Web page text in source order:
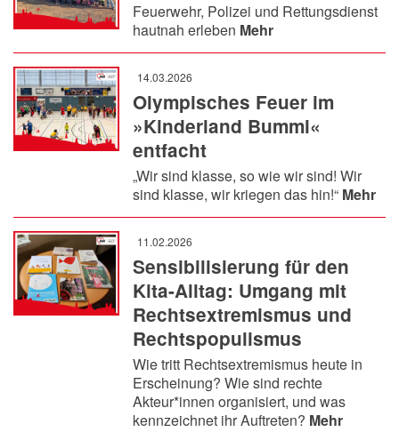
Feuerwehr, Polizei und Rettungsdienst
hautnah erleben Mehr
14.03.2026
Olympisches Feuer im
»Kinderland Bummi«
entfacht
„Wir sind klasse, so wie wir sind! Wir
sind klasse, wir kriegen das hin!“ Mehr
11.02.2026
Sensibilisierung für den
Kita-Alltag: Umgang mit
Rechtsextremismus und
Rechtspopulismus
Wie tritt Rechtsextremismus heute in
Erscheinung? Wie sind rechte
Akteur*innen organisiert, und was
kennzeichnet ihr Auftreten? Mehr